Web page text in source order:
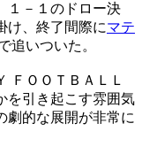
１－１のドロー決
け、終了間際にマテ
追いついた。
ＦＯＯＴＢＡＬＬ
を引き起こす雰囲気
劇的な展開が非常に